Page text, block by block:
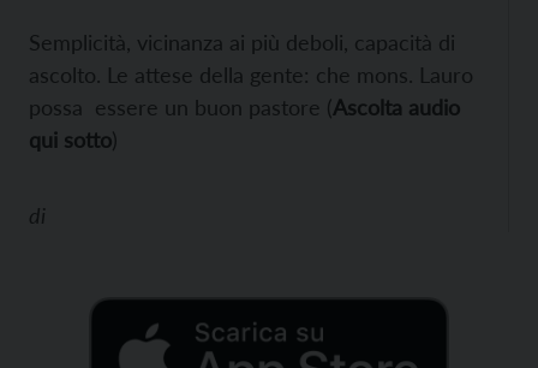
Semplicità, vicinanza ai più deboli, capacità di
ascolto. Le attese della gente: che mons. Lauro
possa essere un buon pastore (Ascolta audio
qui sotto)
di